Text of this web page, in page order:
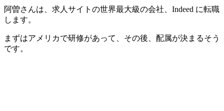
阿曽さんは、求人サイトの世界最大級の会社、Indeed に転職
します。
まずはアメリカで研修があって、その後、配属が決まるそう
です。